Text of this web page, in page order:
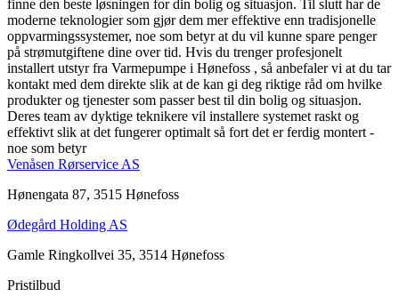
finne den beste løsningen for din bolig og situasjon. Til slutt har de
moderne teknologier som gjør dem mer effektive enn tradisjonelle
oppvarmingssystemer, noe som betyr at du vil kunne spare penger
på strømutgiftene dine over tid. Hvis du trenger profesjonelt
installert utstyr fra Varmepumpe i Hønefoss , så anbefaler vi at du tar
kontakt med dem direkte slik at de kan gi deg riktige råd om hvilke
produkter og tjenester som passer best til din bolig og situasjon.
Deres team av dyktige teknikere vil installere systemet raskt og
effektivt slik at det fungerer optimalt så fort det er ferdig montert -
noe som betyr
Venåsen Rørservice AS
Hønengata 87, 3515 Hønefoss
Ødegård Holding AS
Gamle Ringkollvei 35, 3514 Hønefoss
Pristilbud